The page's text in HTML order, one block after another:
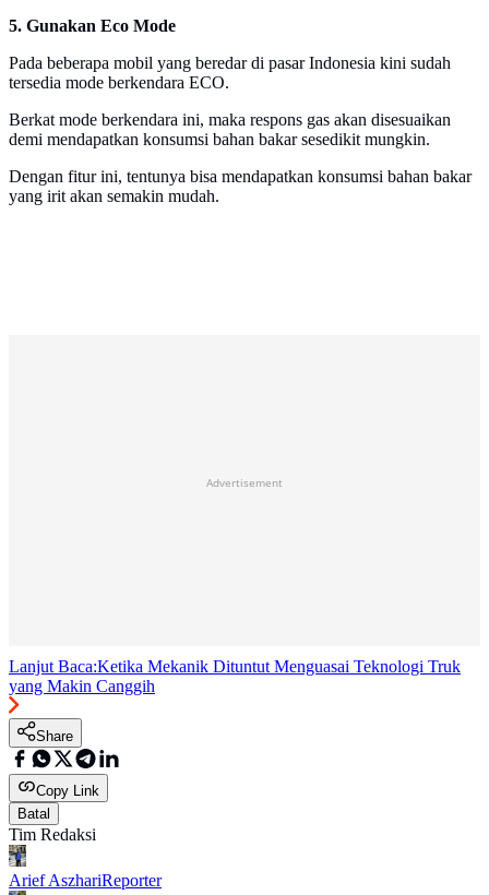
5. Gunakan Eco Mode
Pada beberapa mobil yang beredar di pasar Indonesia kini sudah
tersedia mode berkendara ECO.
Berkat mode berkendara ini, maka respons gas akan disesuaikan
demi mendapatkan konsumsi bahan bakar sesedikit mungkin.
Dengan fitur ini, tentunya bisa mendapatkan konsumsi bahan bakar
yang irit akan semakin mudah.
Advertisement
Lanjut Baca:Ketika Mekanik Dituntut Menguasai Teknologi Truk
yang Makin Canggih
Share
Copy Link
Batal
Tim Redaksi
Arief AszhariReporter